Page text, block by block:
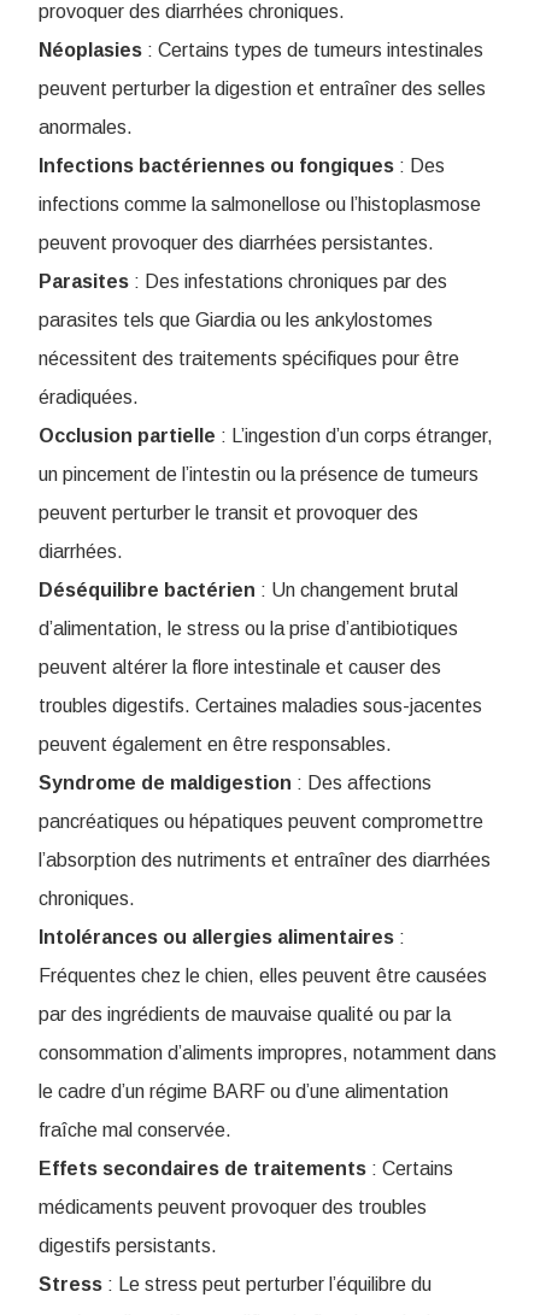
provoquer des diarrhées chroniques.
Néoplasies : Certains types de tumeurs intestinales
peuvent perturber la digestion et entraîner des selles
anormales.
Infections bactériennes ou fongiques : Des
infections comme la salmonellose ou l’histoplasmose
peuvent provoquer des diarrhées persistantes.
Parasites : Des infestations chroniques par des
parasites tels que Giardia ou les ankylostomes
nécessitent des traitements spécifiques pour être
éradiquées.
Occlusion partielle : L’ingestion d’un corps étranger,
un pincement de l’intestin ou la présence de tumeurs
peuvent perturber le transit et provoquer des
diarrhées.
Déséquilibre bactérien : Un changement brutal
d’alimentation, le stress ou la prise d’antibiotiques
peuvent altérer la flore intestinale et causer des
troubles digestifs. Certaines maladies sous-jacentes
peuvent également en être responsables.
Syndrome de maldigestion : Des affections
pancréatiques ou hépatiques peuvent compromettre
l’absorption des nutriments et entraîner des diarrhées
chroniques.
Intolérances ou allergies alimentaires :
Fréquentes chez le chien, elles peuvent être causées
par des ingrédients de mauvaise qualité ou par la
consommation d’aliments impropres, notamment dans
le cadre d’un régime BARF ou d’une alimentation
fraîche mal conservée.
Effets secondaires de traitements : Certains
médicaments peuvent provoquer des troubles
digestifs persistants.
Stress : Le stress peut perturber l’équilibre du